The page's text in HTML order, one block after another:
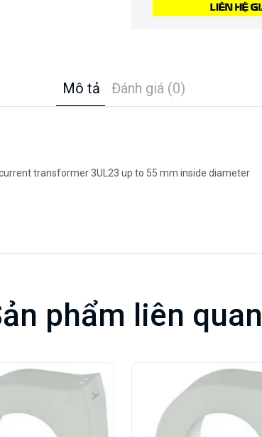
Mô tả Đánh giá (0)
transformer 3UL23 up to 55 mm inside diameter
phẩm liên quan